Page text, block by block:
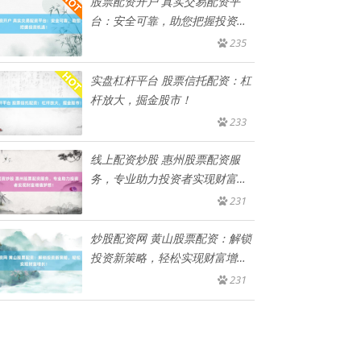
台：安全可靠，助您把握投资机
235
实盘杠杆平台 股票信托配资：杠
杆放大，掘金股市！
233
线上配资炒股 惠州股票配资服
务，专业助力投资者实现财富增
231
炒股配资网 黄山股票配资：解锁
投资新策略，轻松实现财富增
231